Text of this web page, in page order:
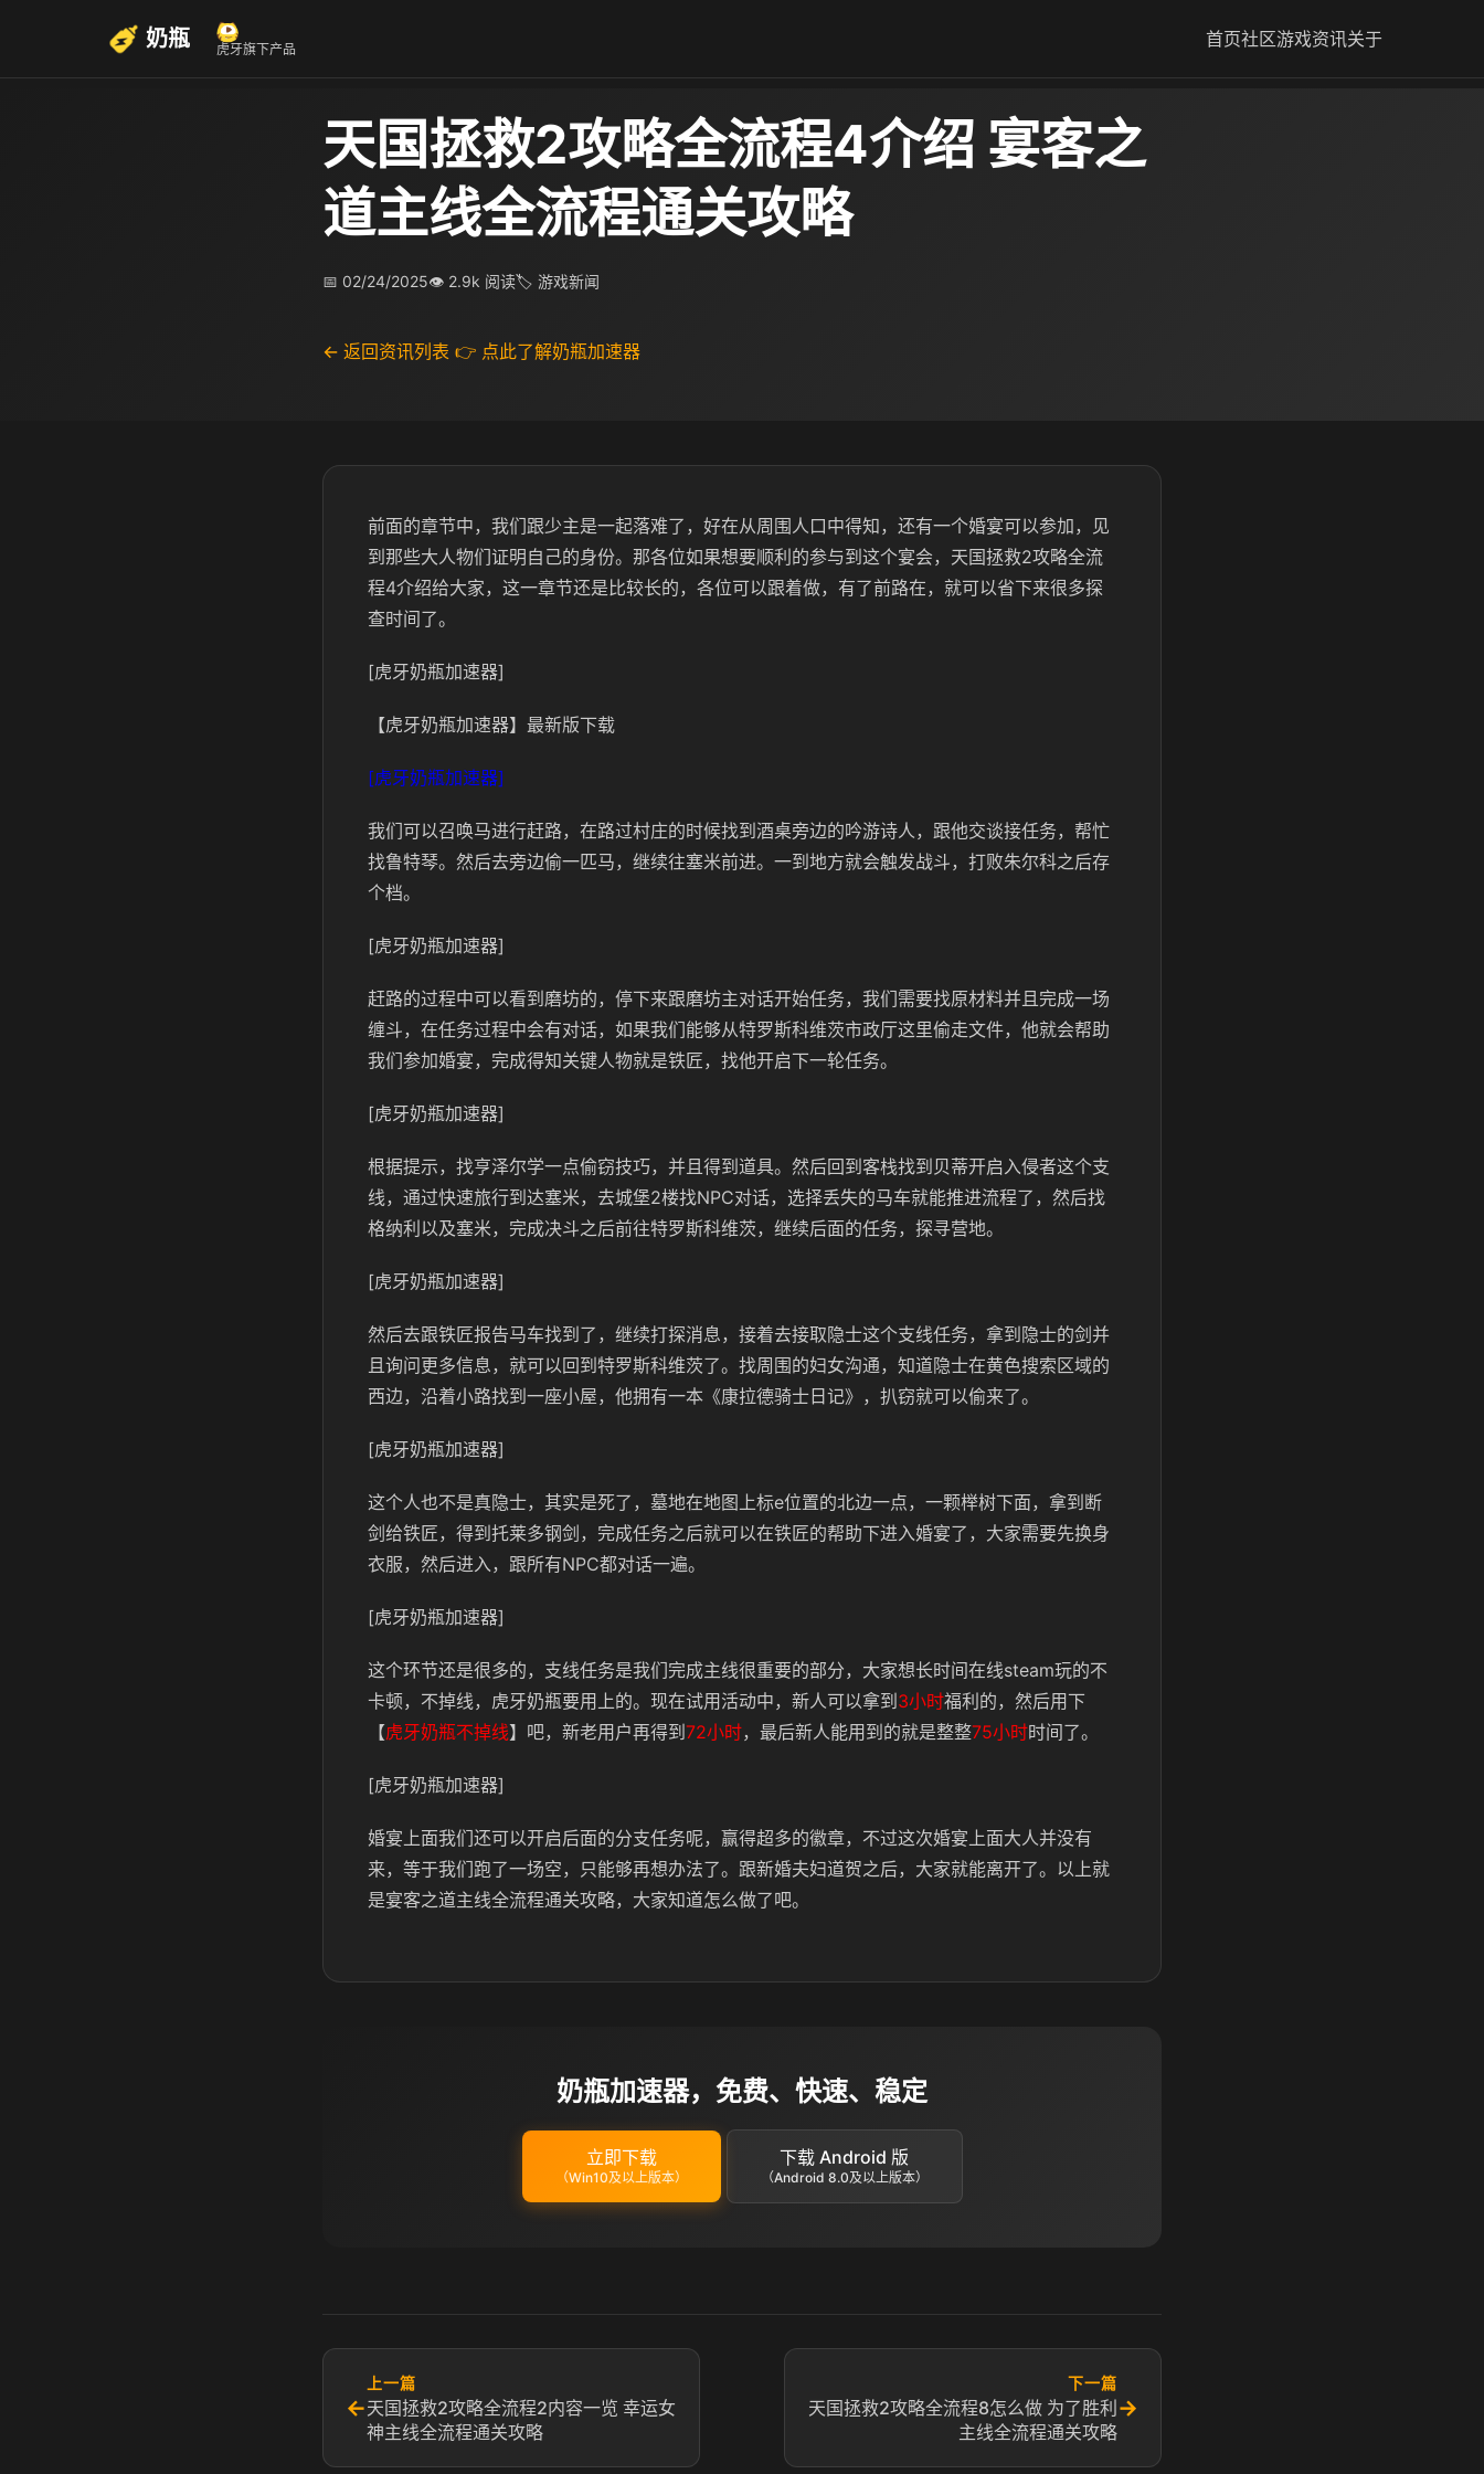
奶瓶 虎牙旗下产品 首页社区游戏资讯关于
天国拯救2攻略全流程4介绍 宴客之
道主线全流程通关攻略
📅 02/24/2025👁 2.9k 阅读🏷 游戏新闻
← 返回资讯列表 👉 点此了解奶瓶加速器
前面的章节中，我们跟少主是一起落难了，好在从周围人口中得知，还有一个婚宴可以参加，见
到那些大人物们证明自己的身份。那各位如果想要顺利的参与到这个宴会，天国拯救2攻略全流
程4介绍给大家，这一章节还是比较长的，各位可以跟着做，有了前路在，就可以省下来很多探
查时间了。
[虎牙奶瓶加速器]
【虎牙奶瓶加速器】最新版下载
[虎牙奶瓶加速器]
我们可以召唤马进行赶路，在路过村庄的时候找到酒桌旁边的吟游诗人，跟他交谈接任务，帮忙
找鲁特琴。然后去旁边偷一匹马，继续往塞米前进。一到地方就会触发战斗，打败朱尔科之后存
个档。
[虎牙奶瓶加速器]
赶路的过程中可以看到磨坊的，停下来跟磨坊主对话开始任务，我们需要找原材料并且完成一场
缠斗，在任务过程中会有对话，如果我们能够从特罗斯科维茨市政厅这里偷走文件，他就会帮助
我们参加婚宴，完成得知关键人物就是铁匠，找他开启下一轮任务。
[虎牙奶瓶加速器]
根据提示，找亨泽尔学一点偷窃技巧，并且得到道具。然后回到客栈找到贝蒂开启入侵者这个支
线，通过快速旅行到达塞米，去城堡2楼找NPC对话，选择丢失的马车就能推进流程了，然后找
格纳利以及塞米，完成决斗之后前往特罗斯科维茨，继续后面的任务，探寻营地。
[虎牙奶瓶加速器]
然后去跟铁匠报告马车找到了，继续打探消息，接着去接取隐士这个支线任务，拿到隐士的剑并
且询问更多信息，就可以回到特罗斯科维茨了。找周围的妇女沟通，知道隐士在黄色搜索区域的
西边，沿着小路找到一座小屋，他拥有一本《康拉德骑士日记》，扒窃就可以偷来了。
[虎牙奶瓶加速器]
这个人也不是真隐士，其实是死了，墓地在地图上标e位置的北边一点，一颗榉树下面，拿到断
剑给铁匠，得到托莱多钢剑，完成任务之后就可以在铁匠的帮助下进入婚宴了，大家需要先换身
衣服，然后进入，跟所有NPC都对话一遍。
[虎牙奶瓶加速器]
这个环节还是很多的，支线任务是我们完成主线很重要的部分，大家想长时间在线steam玩的不
卡顿，不掉线，虎牙奶瓶要用上的。现在试用活动中，新人可以拿到 3小时福利的，然后用下
【虎牙奶瓶不掉线】吧，新老用户再得到 72小时，最后新人能用到的就是整整75小时时间了。
[虎牙奶瓶加速器]
婚宴上面我们还可以开启后面的分支任务呢，赢得超多的徽章，不过这次婚宴上面大人并没有
来，等于我们跑了一场空，只能够再想办法了。跟新婚夫妇道贺之后，大家就能离开了。以上就
是宴客之道主线全流程通关攻略，大家知道怎么做了吧。
奶瓶加速器，免费、快速、稳定
立即下载
（Win10及以上版本）
下载 Android 版
（Android 8.0及以上版本）
←
上一篇
天国拯救2攻略全流程2内容一览 幸运女
神主线全流程通关攻略
下一篇
天国拯救2攻略全流程8怎么做 为了胜利
主线全流程通关攻略
→